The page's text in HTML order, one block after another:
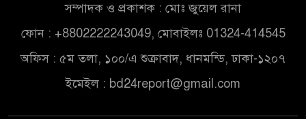
সম্পাদক ও প্রকাশক : মোঃ জুয়েল রানা
ফোন : +8802222243049, মোবাইলঃ 01324-414545
অফিস : ৫ম তলা, ১০০/এ শুক্রাবাদ, ধানমন্ডি, ঢাকা-১২০৭
ইমেইল : bd24report@gmail.com